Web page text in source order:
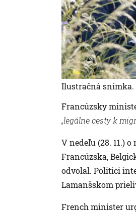
Ilustračná snímka.
Francúzsky
„legálne cesty k
V nedeľu (28. 11.)
Francúzska,
odvolal. Politici
Lamanšskom
French minister